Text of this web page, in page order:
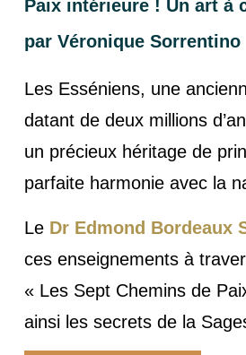
Paix intérieure ! Un art à
par Véronique Sorrentino
Les Esséniens, une
datant de deux millions
un précieux héritage de
parfaite harmonie avec la
Le Dr Edmond Bordeaux
ces enseignements à
« Les Sept Chemins de
ainsi les secrets de la